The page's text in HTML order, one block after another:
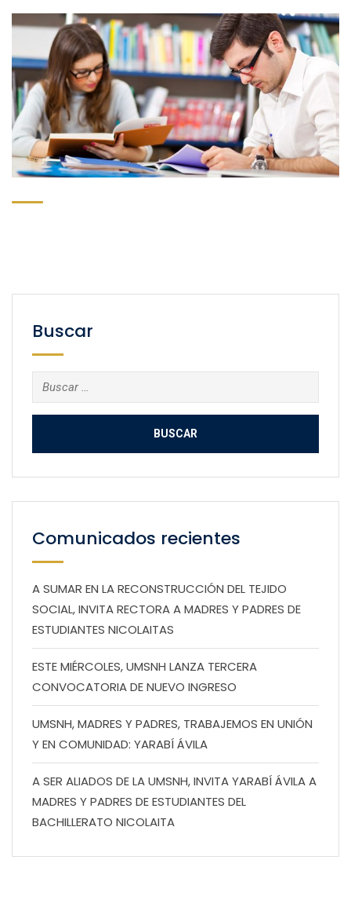
Buscar
Buscar:
Comunicados recientes
A SUMAR EN LA RECONSTRUCCIÓN DEL TEJIDO
SOCIAL, INVITA RECTORA A MADRES Y PADRES DE
ESTUDIANTES NICOLAITAS
ESTE MIÉRCOLES, UMSNH LANZA TERCERA
CONVOCATORIA DE NUEVO INGRESO
UMSNH, MADRES Y PADRES, TRABAJEMOS EN UNIÓN
Y EN COMUNIDAD: YARABÍ ÁVILA
A SER ALIADOS DE LA UMSNH, INVITA YARABÍ ÁVILA A
MADRES Y PADRES DE ESTUDIANTES DEL
BACHILLERATO NICOLAITA